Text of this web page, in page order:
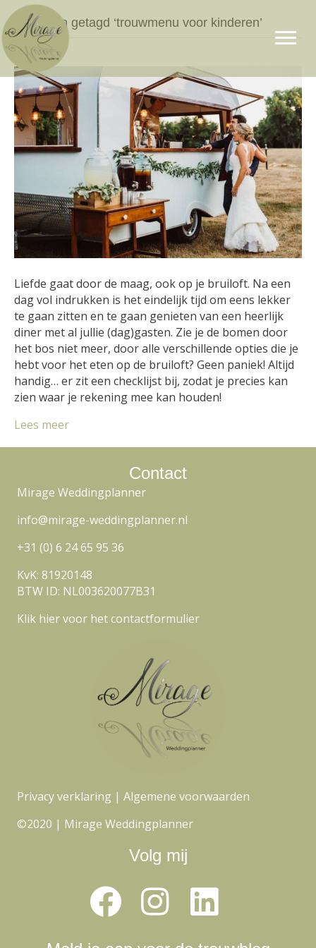
Berichten getagd ‘trouwmenu voor kinderen’
Liefde gaat door de maag, ook op je bruiloft. Na een
dag vol indrukken is het eindelijk tijd om eens lekker
te gaan zitten en te gaan genieten van een heerlijk
diner met al jullie (dag)gasten. Zie je de bomen door
het bos niet meer, door alle verschillende opties die je
hebt voor het eten op de bruiloft? Geen paniek! Altijd
handig… er zit een checklijst bij, zodat je precies kan
zien waar je rekening mee kan houden!
Lees meer
Contact
Mirage Weddingplanner
info@mirage-weddingplanner.nl
+31 (0) 6 24 65 95 36
KvK: 81920148
BTW ID: NL003620077B31
Klik hier voor het contactformulier
Privacy verklaring | Algemene voorwaarden
©2020 | Mirage Weddingplanner
Volg mij